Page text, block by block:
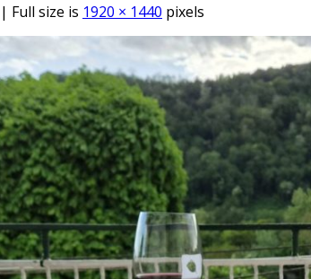
| Full size is 1920 × 1440 pixels